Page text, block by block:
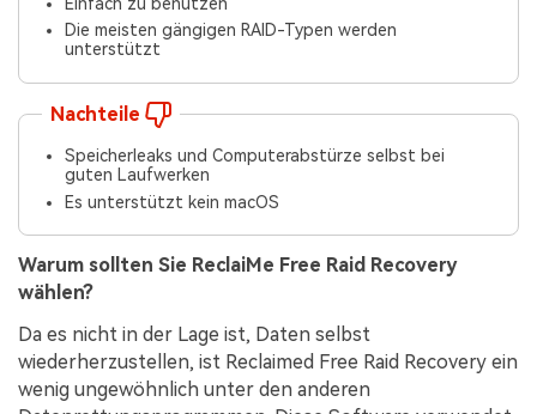
Die meisten gängigen RAID-Typen werden
unterstützt
Nachteile
Speicherleaks und Computerabstürze selbst bei
guten Laufwerken
Es unterstützt kein macOS
Warum sollten Sie ReclaiMe Free Raid Recovery
wählen?
Da es nicht in der Lage ist, Daten selbst
wiederherzustellen, ist Reclaimed Free Raid Recovery ein
wenig ungewöhnlich unter den anderen